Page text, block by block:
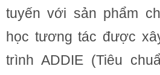
tuyến với sản phẩm
học tương tác được
trình ADDIE (Tiêu